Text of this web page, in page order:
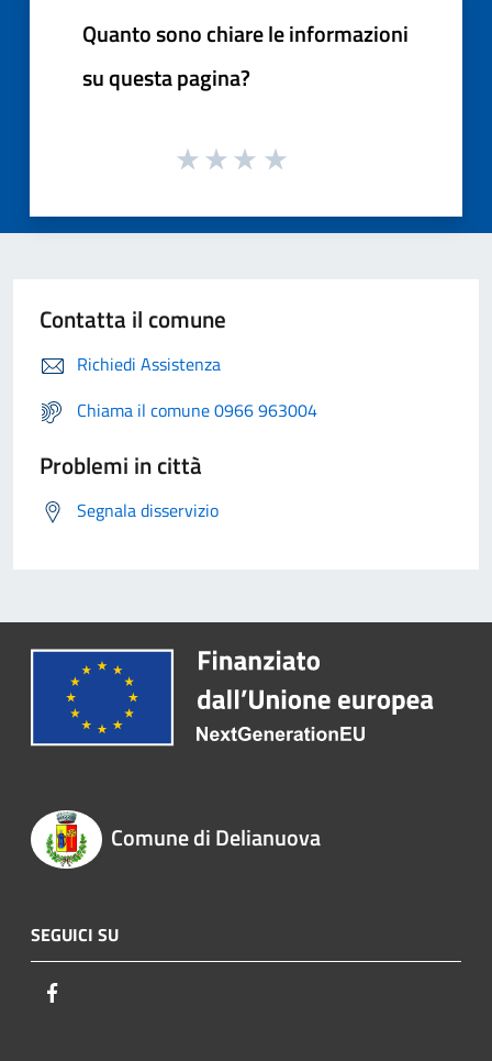
Quanto sono chiare le informazioni
su questa pagina?
Contatta il comune
Richiedi Assistenza
Chiama il comune 0966 963004
Problemi in città
Segnala disservizio
Comune di Delianuova
SEGUICI SU